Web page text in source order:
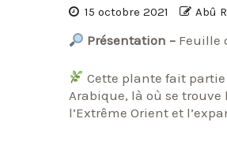
15 octobre 2021 Abû
Présentation – Feuille
Cette plante fait
Arabique, là où se trouve
l’Extrême Orient et